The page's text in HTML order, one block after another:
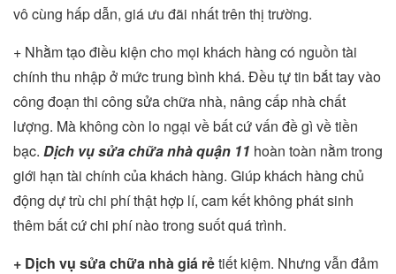
vô cùng hấp dẫn, giá ưu đãi nhất trên thị trường.
+ Nhằm tạo điều kiện cho mọi khách hàng có nguồn tài
chính thu nhập ở mức trung bình khá. Đều tự tin bắt tay vào
công đoạn thi công sửa chữa nhà, nâng cấp nhà chất
lượng. Mà không còn lo ngại về bất cứ vấn đề gì về tiền
bạc. Dịch vụ sửa chữa nhà quận 11 hoàn toàn nằm trong
giới hạn tài chính của khách hàng. Giúp khách hàng chủ
động dự trù chi phí thật hợp lí, cam kết không phát sinh
thêm bất cứ chi phí nào trong suốt quá trình.
+ Dịch vụ sửa chữa nhà giá rẻtiết kiệm. Nhưng vẫn đảm